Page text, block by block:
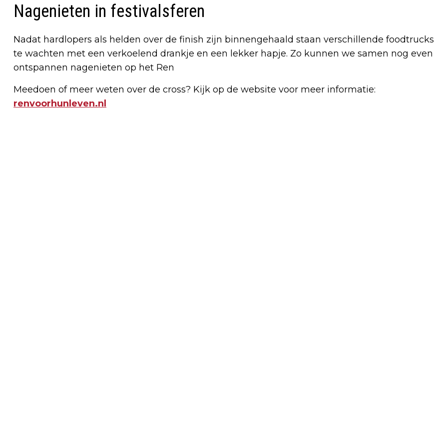
Nagenieten in festivalsferen
Nadat hardlopers als helden over de finish zijn binnengehaald staan verschillende foodtrucks
te wachten met een verkoelend drankje en een lekker hapje. Zo kunnen we samen nog even
ontspannen nagenieten op het Ren
Meedoen of meer weten over de cross? Kijk op de website voor meer informatie:
renvoorhunleven.nl